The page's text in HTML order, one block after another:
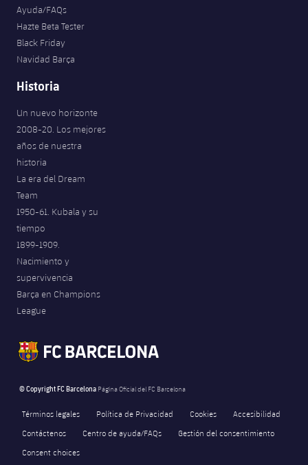
Ayuda/FAQs
Hazte Beta Tester
Black Friday
Navidad Barça
Historia
Un nuevo horizonte
2008-20. Los mejores
años de nuestra
historia
La era del Dream
Team
1950-61. Kubala y su
tiempo
1899-1909.
Nacimiento y
supervivencia
Barça en Champions
League
© Copyright FC Barcelona Página Oficial del FC Barcelona
Términos legales Política de Privacidad Cookies
Accesibilidad
Contáctenos
Centro de ayuda/FAQs
Gestión del consentimiento
Consent choices